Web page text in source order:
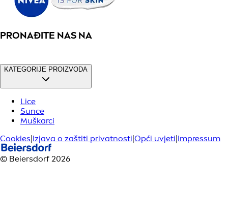
PRONAĐITE NAS NA
KATEGORIJE PROIZVODA
Lice
Sunce
Muškarci
Cookies|Izjava o zaštiti privatnosti|Opći uvjeti|Impressum
© Beiersdorf 2026